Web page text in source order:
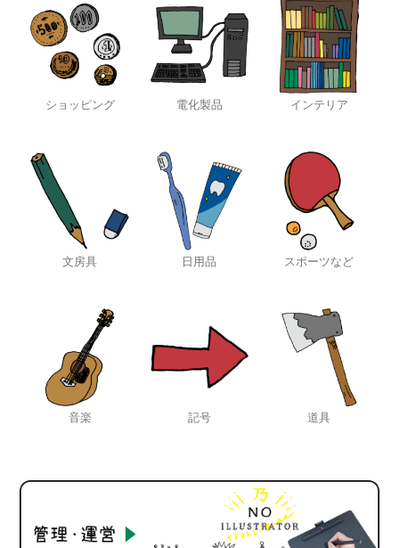
ショッピング 電化製品 インテリア
文房具 日用品 スポーツなど
音楽 記号 道具